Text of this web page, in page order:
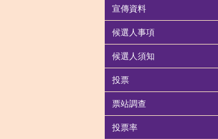
宣傳資料
候選人事項
候選人須知
投票
票站調查
投票率